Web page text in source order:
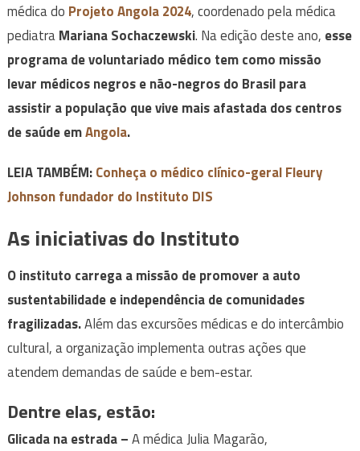
médica do Projeto Angola2024, coordenado pela médica
pediatraMariana Sochaczewski. Na edição deste ano, esse
programa de voluntariado médico tem como missão
levar médicos negros e não-negros do Brasil para
assistir a população que vive mais afastada dos centros
de saúde emAngola.
LEIA TAMBÉM:Conheça o médico clínico-geral Fleury
Johnson fundador do Instituto DIS
As iniciativas do Instituto
O instituto carrega a missão de promover a auto
sustentabilidade e independência de comunidades
fragilizadas.Além das excursões médicas e do intercâmbio
cultural, a organização implementa outras ações que
atendem demandas de saúde e bem-estar.
Dentre elas, estão:
Glicada na estrada –A médica Julia Magarão,